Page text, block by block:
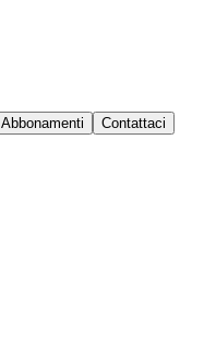
Abbonamenti Contattaci